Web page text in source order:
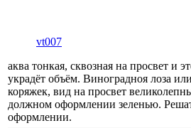
vt007
аква тонкая, сквозная на просвет и
украдёт объëм. Виноградноя лоза
коряжек, вид на просвет
должном оформлении зеленью.
оформлении.